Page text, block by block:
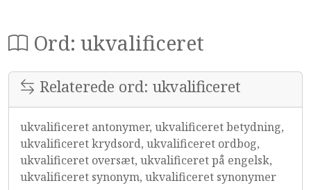
Ord: ukvalificeret
Relaterede ord: ukvalificeret
ukvalificeret antonymer, ukvalificeret betydning,
ukvalificeret krydsord, ukvalificeret ordbog,
ukvalificeret oversæt, ukvalificeret på engelsk,
ukvalificeret synonym, ukvalificeret synonymer